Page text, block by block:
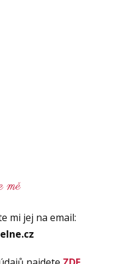
mě
mi jej na email: